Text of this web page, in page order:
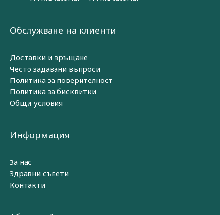
Обслужване на клиенти
Доставки и връщане
Често задавани въпроси
Политика за поверителност
Политика за бисквитки
Общи условия
Информация
За нас
Здравни съвети
Контакти